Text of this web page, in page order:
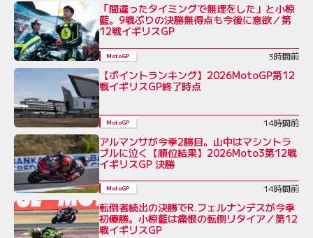
「間違ったタイミングで無理をした」と小椋
藍。9戦ぶりの決勝無得点も今後に意欲／第
12戦イギリスGP
MotoGP 3時間前
【ポイントランキング】2026MotoGP第12
戦イギリスGP終了時点
MotoGP 14時間前
アルマンサが今季2勝目。山中はマシントラ
ブルに泣く【順位結果】2026Moto3第12戦
イギリスGP 決勝
MotoGP 14時間前
転倒者続出の決勝でR.フェルナンデスが今季
初優勝。小椋藍は痛恨の転倒リタイア／第12
戦イギリスGP